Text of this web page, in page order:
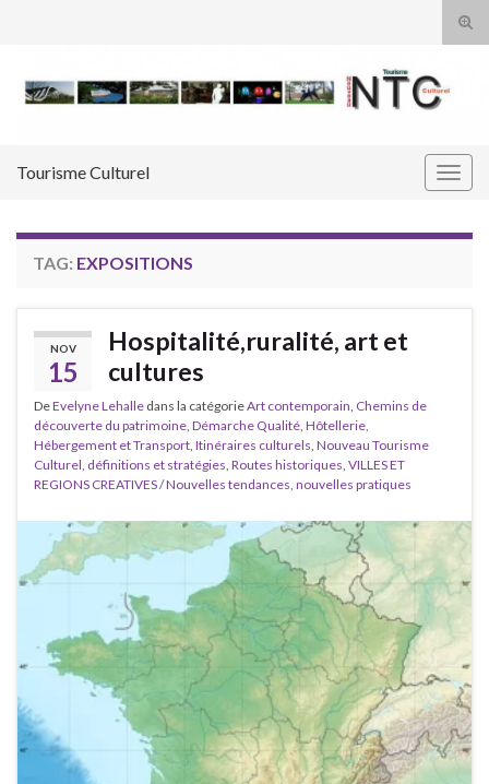
Tourisme Culturel
TAG: EXPOSITIONS
NOV
15
Hospitalité,ruralité, art et
cultures
DeEvelyne Lehalle dans la catégorieArt contemporain, Chemins de
découverte du patrimoine, Démarche Qualité, Hôtellerie,
Hébergement et Transport, Itinéraires culturels, Nouveau Tourisme
Culturel, définitions et stratégies, Routes historiques, VILLES ET
REGIONS CREATIVES / Nouvelles tendances, nouvelles pratiques